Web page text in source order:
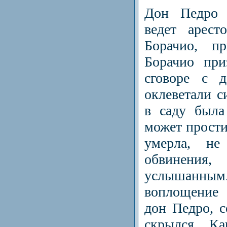
Дон Педро
ведет
Борачио,
Борачио
сговоре с
оклеветали
в саду
может
умерла, не
обвинения,
воплощение
дон Педро,